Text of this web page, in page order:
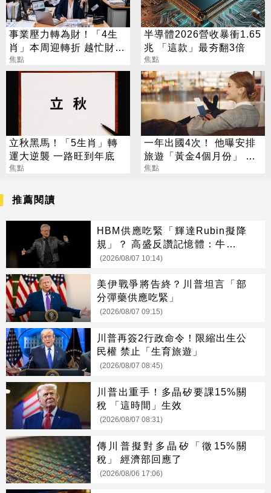
事業壓力轉為財！「4生
肖」本周迎轉折 越忙財運
越旺
焦點
半導體2026營收暴衝1.65
兆 「這款」最夯翻3倍
焦點
立秋黑馬！「5生肖」轉
運大逆襲 一路旺到年底
焦點
一年出國4次！ 他曝安排
旅遊「黃金4個月份」 卡
對整年活在期待中
焦點
推薦閱讀
HBM供應吃緊「輝達Rubin擬降
規」？ 高盛反讚記憶體：牛市才
開始
(2026/08/07 10:14)
美伊戰爭將告終？川普坦言「部
分彈藥供應吃緊」
(2026/08/07 09:15)
川普再簽2行政命令！限縮出生公
民權 禁止「生育旅遊」
(2026/08/07 08:45)
川普出重手！多晶矽要課15%關
稅 「這時間」生效
(2026/08/07 08:31)
傳川普擬對多晶矽「徵15%關
稅」 經濟部回應了
(2026/08/06 17:06)